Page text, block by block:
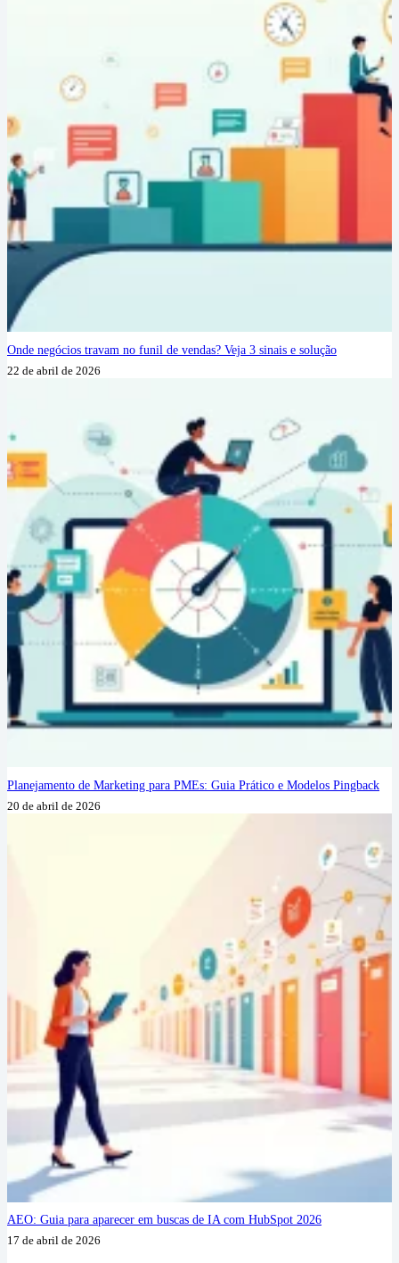
Onde negócios travam no funil de vendas? Veja 3 sinais e solução
22 de abril de 2026
Planejamento de Marketing para PMEs: Guia Prático e Modelos Pingback
20 de abril de 2026
AEO: Guia para aparecer em buscas de IA com HubSpot 2026
17 de abril de 2026